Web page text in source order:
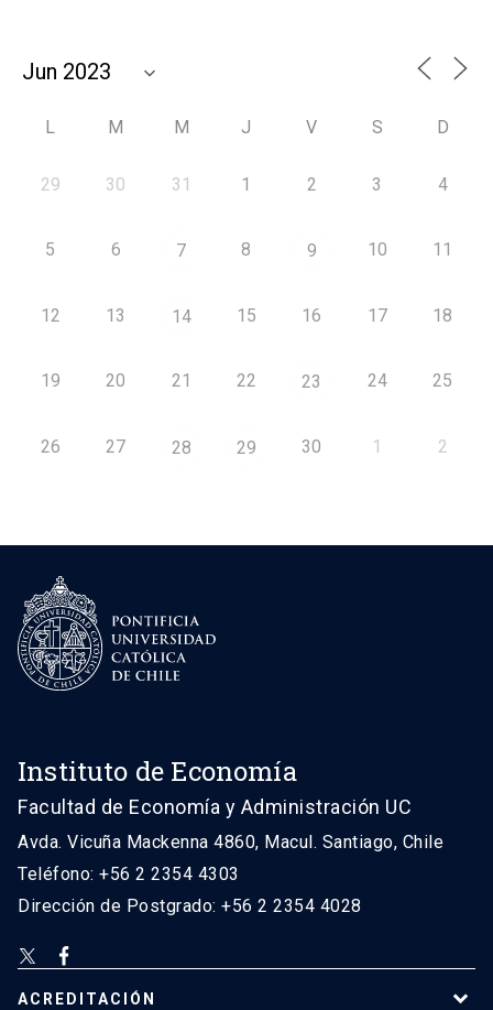
L M M J V S D
29 30 31 1 2 3 4
5 6 7 8 9 10 11
12 13 14 15 16 17 18
19 20 21 22 23 24 25
26 27 28 29 30 1 2
Instituto de Economía
Facultad de Economía y Administración UC
Avda. Vicuña Mackenna 4860, Macul. Santiago, Chile
Teléfono: +56 2 2354 4303
Dirección de Postgrado: +56 2 2354 4028
ACREDITACIÓN